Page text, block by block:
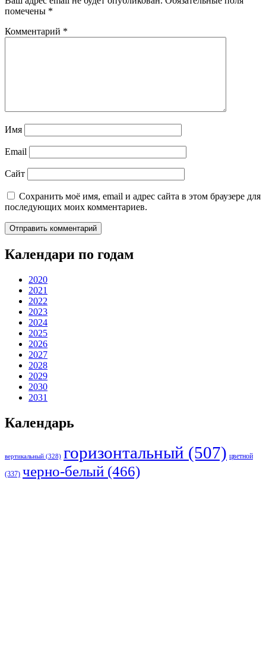
помечены *
Комментарий *
Имя
Email
Сайт
Сохранить моё имя, email и адрес сайта в этом браузере для
последующих моих комментариев.
Календари по годам
2020
2021
2022
2023
2024
2025
2026
2027
2028
2029
2030
2031
Календарь
вертикальный (328) горизонтальный (507) цветной
(337) черно-белый (466)